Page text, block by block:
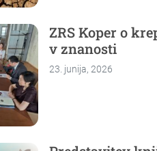
ZRS Koper o
v znanosti
23. junija, 2026